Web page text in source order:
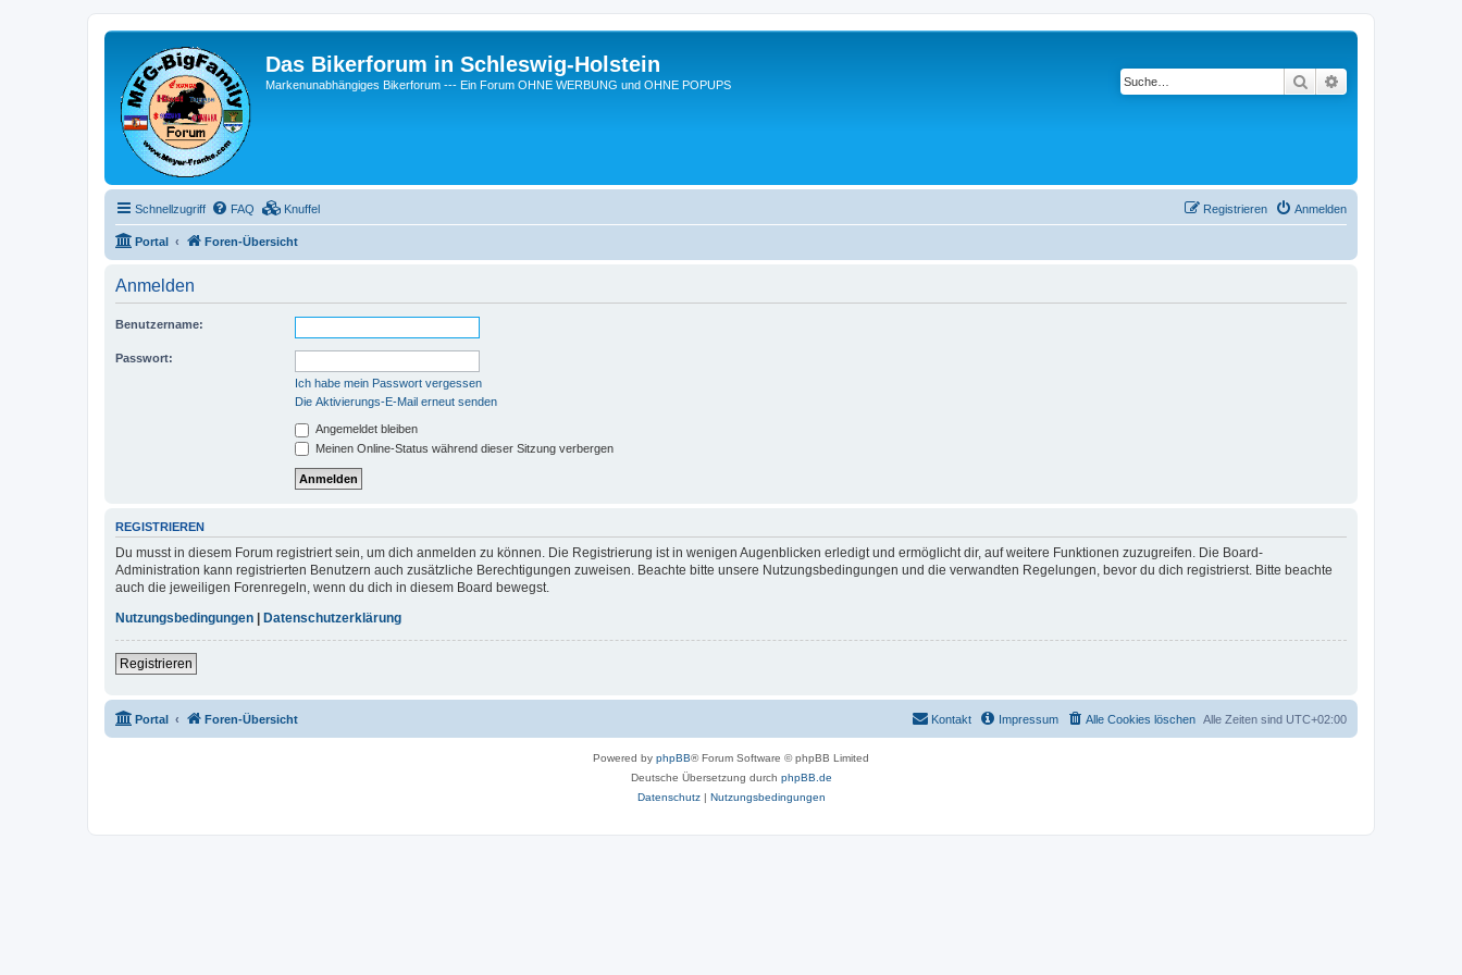
Das Bikerforum in Schleswig-Holstein
Markenunabhängiges Bikerforum --- Ein Forum OHNE WERBUNG und OHNE POPUPS Suche
Schnellzugriff FAQ Knuffel Anmelden
Registrieren
Portal Foren-Übersicht
Anmelden
Benutzername:
Passwort:
Ich habe mein Passwort vergessen
Die Aktivierungs-E-Mail erneut senden
Angemeldet bleiben
Meinen Online-Status während dieser Sitzung verbergen
REGISTRIEREN
Du musst in diesem Forum registriert sein, um dich anmelden zu können. Die Registrierung ist in wenigen Augenblicken erledigt und ermöglicht dir, auf weitere Funktionen zuzugreifen. Die Board-
Administration kann registrierten Benutzern auch zusätzliche Berechtigungen zuweisen. Beachte bitte unsere Nutzungsbedingungen und die verwandten Regelungen, bevor du dich registrierst. Bitte beachte
auch die jeweiligen Forenregeln, wenn du dich in diesem Board bewegst.
Nutzungsbedingungen | Datenschutzerklärung
Registrieren
Portal Foren-Übersicht Alle Zeiten sind UTC+02:00
Alle Cookies löschen
Impressum
Kontakt
Powered by phpBB® Forum Software © phpBB Limited
Deutsche Übersetzung durch phpBB.de
Datenschutz| Nutzungsbedingungen